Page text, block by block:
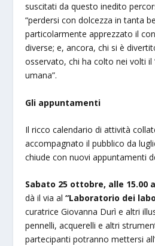
suscitati da questo inedito
“perdersi con dolcezza in tanta
particolarmente apprezzato il
diverse; e, ancora, chi si è
osservato, chi ha colto nei volti il
umana”.
Gli appuntamenti
Il ricco calendario di attività
accompagnato il pubblico da
chiude con nuovi appuntamenti
Sabato 25 ottobre, alle 15.00
dà il via al“Laboratorio dei
curatrice Giovanna Durì e altri
pennelli, acquerelli e altri
partecipanti potranno mettersi